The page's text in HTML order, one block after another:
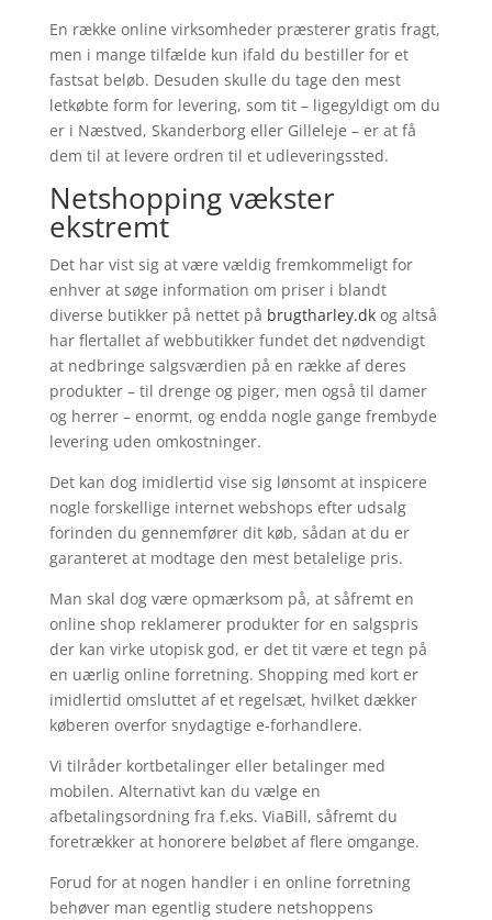
En række online virksomheder præsterer gratis fragt,
men i mange tilfælde kun ifald du bestiller for et
fastsat beløb. Desuden skulle du tage den mest
letkøbte form for levering, som tit – ligegyldigt om du
er i Næstved, Skanderborg eller Gilleleje – er at få
dem til at levere ordren til et udleveringssted.
Netshopping vækster
ekstremt
Det har vist sig at være vældig fremkommeligt for
enhver at søge information om priser i blandt
diverse butikker på nettet på brugtharley.dkog altså
har flertallet af webbutikker fundet det nødvendigt
at nedbringe salgsværdien på en række af deres
produkter – til drenge og piger, men også til damer
og herrer – enormt, og endda nogle gange frembyde
levering uden omkostninger.
Det kan dog imidlertid vise sig lønsomt at inspicere
nogle forskellige internet webshops efter udsalg
forinden du gennemfører dit køb, sådan at du er
garanteret at modtage den mest betalelige pris.
Man skal dog være opmærksom på, at såfremt en
online shop reklamerer produkter for en salgspris
der kan virke utopisk god, er det tit være et tegn på
en uærlig online forretning. Shopping med kort er
imidlertid omsluttet af et regelsæt, hvilket dækker
køberen overfor snydagtige e-forhandlere.
Vi tilråder kortbetalinger eller betalinger med
mobilen. Alternativt kan du vælge en
afbetalingsordning fra f.eks. ViaBill, såfremt du
foretrækker at honorere beløbet af flere omgange.
Forud for at nogen handler i en online forretning
behøver man egentlig studere netshoppens